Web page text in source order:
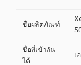
ชื่อผลิตภัณฑ์
ชื่อที่เข้ากัน
ได้
เ